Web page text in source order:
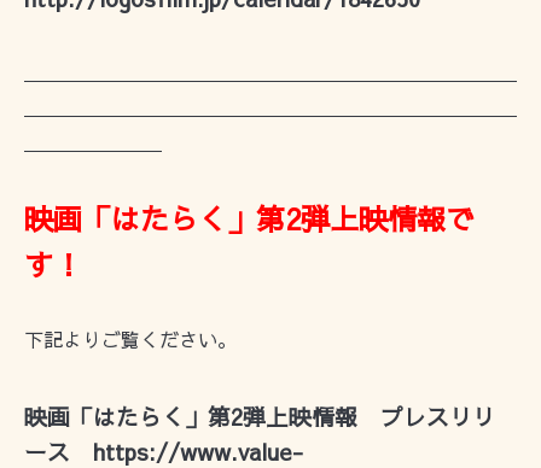
映画「はたらく」第2弾上映情報で
す！
下記よりご覧ください。
映画「はたらく」第2弾上映情報 プレスリリ
ース https://www.value-